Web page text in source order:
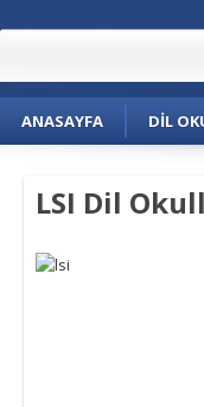
ANASAYFA DIL
LSI Dil